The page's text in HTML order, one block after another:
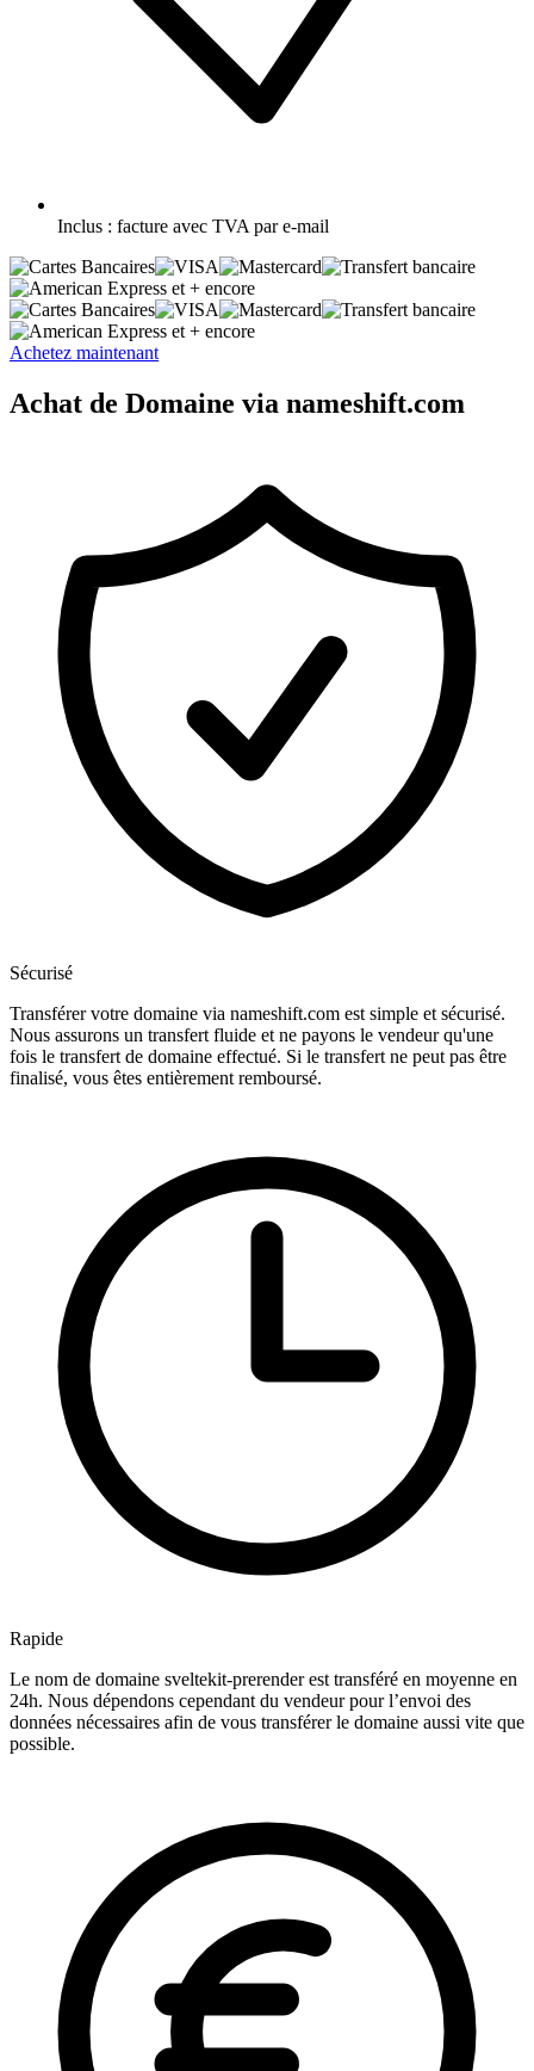
Inclus : facture avec TVA par e-mail
et + encore
et + encore
Achetez maintenant
Achat de Domaine via nameshift.com
Sécurisé
Transférer votre domaine via nameshift.com est simple et sécurisé.
Nous assurons un transfert fluide et ne payons le vendeur qu'une
fois le transfert de domaine effectué. Si le transfert ne peut pas être
finalisé, vous êtes entièrement remboursé.
Rapide
Le nom de domaine sveltekit-prerender est transféré en moyenne en
24h. Nous dépendons cependant du vendeur pour l’envoi des
données nécessaires afin de vous transférer le domaine aussi vite que
possible.